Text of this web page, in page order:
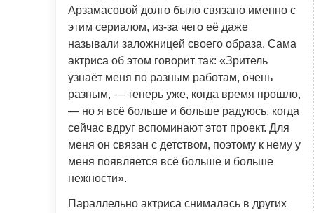
Арзамасовой долго было связано именно с
этим сериалом, из-за чего её даже
называли заложницей своего образа. Сама
актриса об этом говорит так: «Зритель
узнаёт меня по разным работам, очень
разным, — теперь уже, когда время прошло,
— но я всё больше и больше радуюсь, когда
сейчас вдруг вспоминают этот проект. Для
меня он связан с детством, поэтому к нему у
меня появляется всё больше и больше
нежности».
Параллельно актриса снималась в других